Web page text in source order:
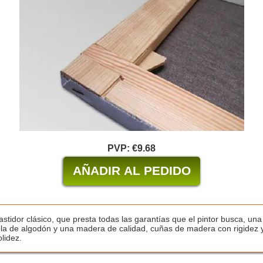
PVP: €9.68
clásico, que presta todas las garantías que el pintor busca, una
de algodón y una madera de calidad, cuñas de madera con rigidez